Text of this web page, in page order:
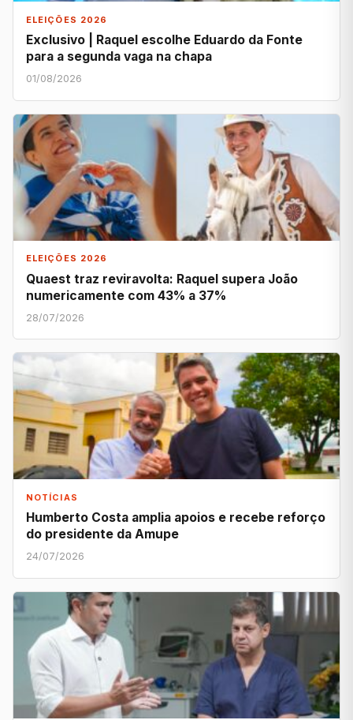
ELEIÇÕES 2026
Exclusivo | Raquel escolhe Eduardo da Fonte
para a segunda vaga na chapa
01/08/2026
ELEIÇÕES 2026
Quaest traz reviravolta: Raquel supera João
numericamente com 43% a 37%
28/07/2026
NOTÍCIAS
Humberto Costa amplia apoios e recebe reforço
do presidente da Amupe
24/07/2026